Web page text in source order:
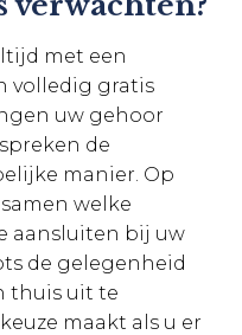
met een
volledig gratis
uw gehoor
de
manier. Op
welke
aansluiten bij uw
de gelegenheid
thuis uit te
maakt als u er